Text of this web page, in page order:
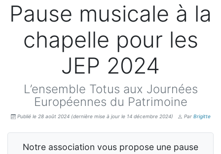
Pause musicale à la
chapelle pour les
JEP 2024
L’ensemble Totus aux Journées
Européennes du Patrimoine
Publié le 28 août 2024 (dernière mise à jour le 14 décembre 2024) Par Brigitte
Notre association vous propose une pause